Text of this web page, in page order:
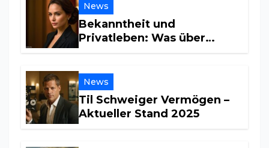
News
Bekanntheit und
Privatleben: Was über
News
Til Schweiger Vermögen –
Aktueller Stand 2025